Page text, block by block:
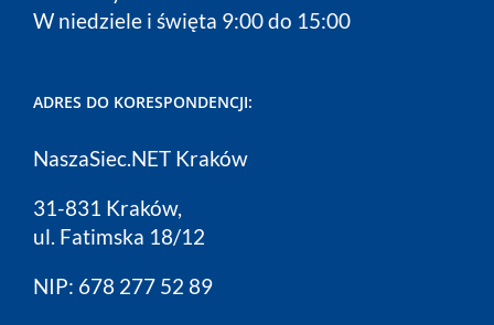
W niedziele i święta 9:00 do 15:00
ADRES DO KORESPONDENCJI:
NaszaSiec.NET Kraków
31-831 Kraków,
ul. Fatimska 18/12
NIP: 678 277 52 89